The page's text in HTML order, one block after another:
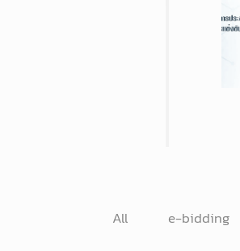
All e-bidding